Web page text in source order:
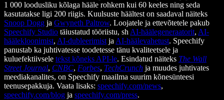
1 000 loodusliku kõlaga hääle rohkem kui 60 keeles ning seda
kasutatakse ligi 200 riigis. Kuulsuste häältest on saadaval näiteks
Snoop Dogg ja Gwyneth Paltrow. Loojatele ja ettevõtetele pakub
Speechify Studio täiustatud tööriistu, sh AI-häälegeneraatorit, AI-
häälekloonimist, AI-dubleerimist ja AI-häälevahetust. Speechify
panustab ka juhtivatesse toodetesse tänu kvaliteetsele ja
kuluefektiivsele tekst kõneks API-le. Esindatud näiteks The Wall
Street Journal, CNBC, Forbes, TechCrunch ja muudes juhtivates
meediakanalites, on Speechify maailma suurim kõnesünteesi
teenusepakkuja. Vaata lisaks: speechify.com/news,
speechify.com/blog ja speechify.com/press.